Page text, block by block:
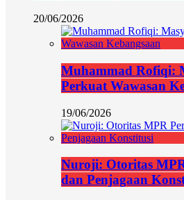
20/06/2026
Muhammad Rofiqi:
Perkuat Wawasan
19/06/2026
Nuroji: Otoritas
dan Penjagaan